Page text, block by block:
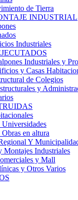
de Tierra
INDUSTRIAL
Industriales
Industriales y
y Casas
de Colegios
y
en altura
Y
Montajes Industriales
y Mall
y Otros Varios